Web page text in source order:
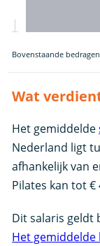
Bovenstaande
Wat
Het gemiddelde
Nederland ligt
afhankelijk van
Pilates kan tot €
Dit salaris geldt
Het